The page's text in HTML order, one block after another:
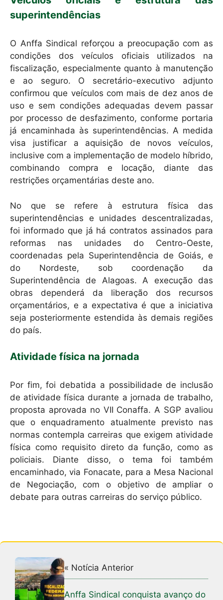
superintendências
O Anffa Sindical reforçou a preocupação com as
condições dos veículos oficiais utilizados na
fiscalização, especialmente quanto à manutenção
e ao seguro. O secretário-executivo adjunto
confirmou que veículos com mais de dez anos de
uso e sem condições adequadas devem passar
por processo de desfazimento, conforme portaria
já encaminhada às superintendências. A medida
visa justificar a aquisição de novos veículos,
inclusive com a implementação de modelo híbrido,
combinando compra e locação, diante das
restrições orçamentárias deste ano.
No que se refere à estrutura física das
superintendências e unidades descentralizadas,
foi informado que já há contratos assinados para
reformas nas unidades do Centro-Oeste,
coordenadas pela Superintendência de Goiás, e
do Nordeste, sob coordenação da
Superintendência de Alagoas. A execução das
obras dependerá da liberação dos recursos
orçamentários, e a expectativa é que a iniciativa
seja posteriormente estendida às demais regiões
do país.
Atividade física na jornada
Por fim, foi debatida a possibilidade de inclusão
de atividade física durante a jornada de trabalho,
proposta aprovada no VII Conaffa. A SGP avaliou
que o enquadramento atualmente previsto nas
normas contempla carreiras que exigem atividade
física como requisito direto da função, como as
policiais. Diante disso, o tema foi também
encaminhado, via Fonacate, para a Mesa Nacional
de Negociação, com o objetivo de ampliar o
debate para outras carreiras do serviço público.
« Notícia Anterior
Anffa Sindical conquista avanço do